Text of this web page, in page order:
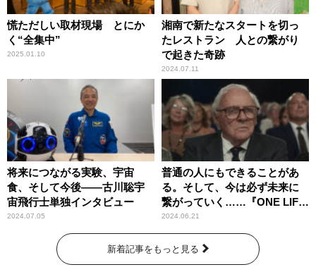
慌ただしい取材現場 とにか
く“全集中”
2025.01.10
湘南で新たなスタートを切っ
たレストラン 人との繋がり
で起きた奇跡
2024.07.11
将来につながる実験、宇宙
食、そして今後――古川聡宇
宙飛行士単独インタビュー
2024.07.05
普通の人にもできることがあ
る。そして、今は必ず未来に
繋がっていく……『ONE LIFE
奇跡が繋いだ6000の命』
2024.06.21
新着記事をもっと見る